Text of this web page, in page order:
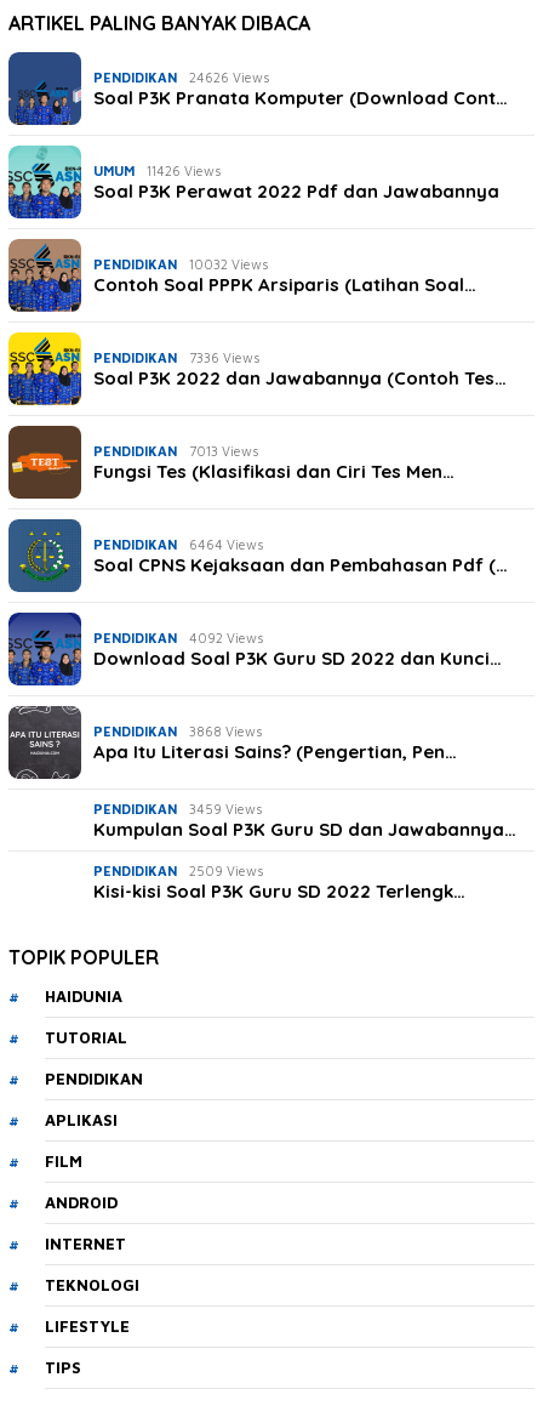
ARTIKEL PALING BANYAK DIBACA
PENDIDIKAN 24626 Views
Soal P3K Pranata Komputer (Download Cont…
UMUM 11426 Views
Soal P3K Perawat 2022 Pdf dan Jawabannya
PENDIDIKAN 10032 Views
Contoh Soal PPPK Arsiparis (Latihan Soal…
PENDIDIKAN 7336 Views
Soal P3K 2022 dan Jawabannya (Contoh Tes…
PENDIDIKAN 7013 Views
Fungsi Tes (Klasifikasi dan Ciri Tes Men…
PENDIDIKAN 6464 Views
Soal CPNS Kejaksaan dan Pembahasan Pdf (…
PENDIDIKAN 4092 Views
Download Soal P3K Guru SD 2022 dan Kunci…
PENDIDIKAN 3868 Views
Apa Itu Literasi Sains? (Pengertian, Pen…
PENDIDIKAN 3459 Views
Kumpulan Soal P3K Guru SD dan Jawabannya…
PENDIDIKAN 2509 Views
Kisi-kisi Soal P3K Guru SD 2022 Terlengk…
TOPIK POPULER
HAIDUNIA
TUTORIAL
PENDIDIKAN
APLIKASI
FILM
ANDROID
INTERNET
TEKNOLOGI
LIFESTYLE
TIPS